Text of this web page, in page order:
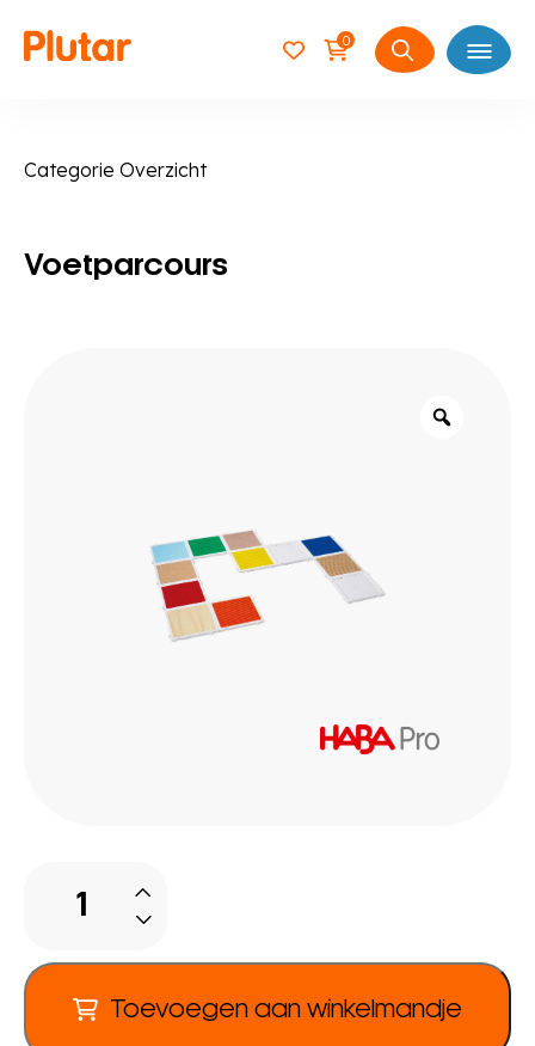
0
Zoeken
Open
Categorie Overzicht
Voetparcours
aantal
Toevoegen aan winkelmandje